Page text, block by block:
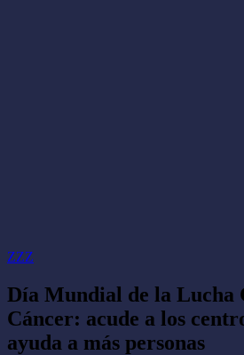
ZZZ
Día Mundial de la Lucha
Cáncer: acude a los
ayuda a más personas